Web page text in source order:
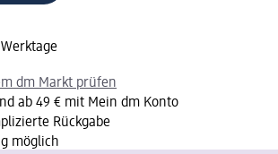
dm Markt prüfen
ab 49 € mit Mein dm Konto
Rückgabe
möglich